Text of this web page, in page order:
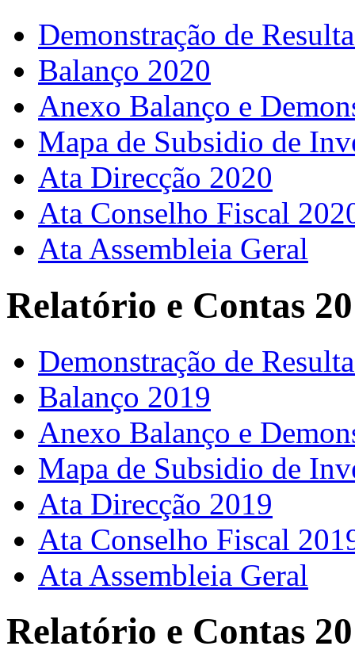
Demonstração de
Balanço 2020
Anexo Balanço e
Mapa de Subsidio de
Ata Direcção 2020
Ata Conselho Fiscal
Ata Assembleia Geral
Relatório e Contas
Demonstração de
Balanço 2019
Anexo Balanço e
Mapa de Subsidio de
Ata Direcção 2019
Ata Conselho Fiscal
Ata Assembleia Geral
Relatório e Contas